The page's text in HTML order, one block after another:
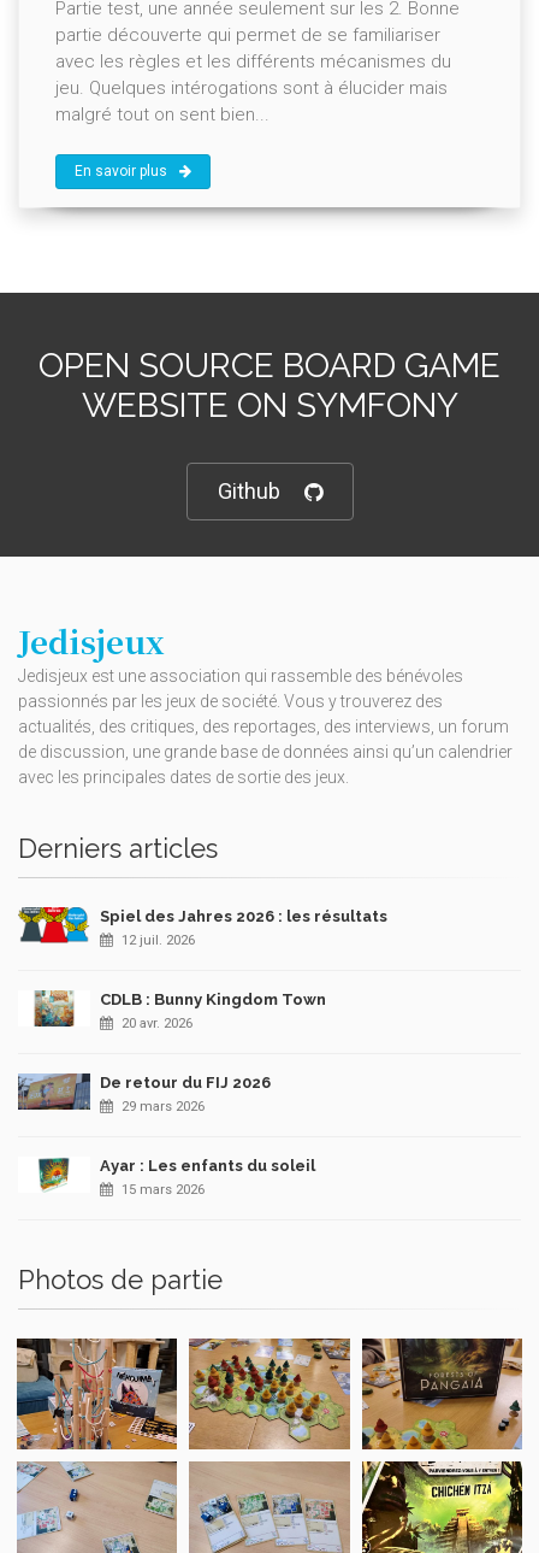
Partie test, une année seulement sur les 2. Bonne
partie découverte qui permet de se familiariser
avec les règles et les différents mécanismes du
jeu. Quelques intérogations sont à élucider mais
malgré tout on sent bien...
En savoir plus
OPEN SOURCE BOARD GAME
WEBSITE ON SYMFONY
Github
Jedisjeux
Jedisjeux est une association qui rassemble des bénévoles
passionnés par les jeux de société. Vous y trouverez des
actualités, des critiques, des reportages, des interviews, un forum
de discussion, une grande base de données ainsi qu’un calendrier
avec les principales dates de sortie des jeux.
Derniers articles
Spiel des Jahres 2026 : les résultats
12 juil. 2026
CDLB : Bunny Kingdom Town
20 avr. 2026
De retour du FIJ 2026
29 mars 2026
Ayar : Les enfants du soleil
15 mars 2026
Photos de partie